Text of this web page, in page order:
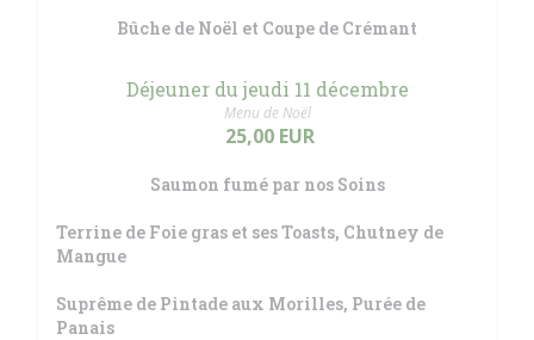
Bûche de Noël et Coupe de Crémant
Déjeuner du jeudi 11 décembre
Menu de Noël
25,00 EUR
Saumon fumé par nos Soins
Terrine de Foie gras et ses Toasts, Chutney de
Mangue
Suprême de Pintade aux Morilles, Purée de
Panais